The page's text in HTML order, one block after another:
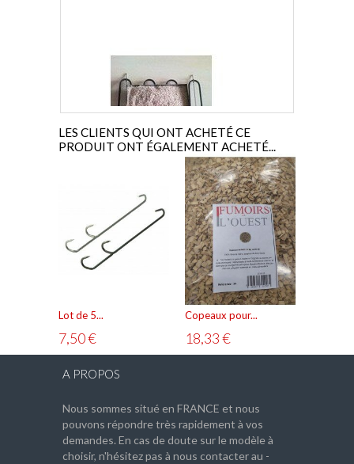
Résistance électrique de...
90,83 €
AJOUTER AU PANIER
LES CLIENTS QUI ONT ACHETÉ CE
PRODUIT ONT ÉGALEMENT ACHETÉ...
Lot de 5...
7,50 €
Copeaux pour...
18,33 €
A PROPOS
Nous sommes situé en FRANCE et nous
pouvons répondre très rapidement à vos
demandes. En cas de doute sur le modèle à
choisir, n'hésitez pas à nous contacter au -